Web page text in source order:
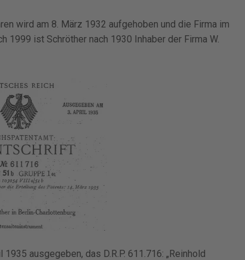
wird am 8. März 1932 aufgehoben und die Firma im
1999 ist Schröther nach 1930 Inhaber der Firma W.
ausgegeben, das D.R.P. 611.716: „Reinhold